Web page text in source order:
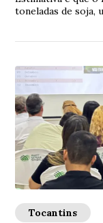
toneladas de soja,
Tocantins